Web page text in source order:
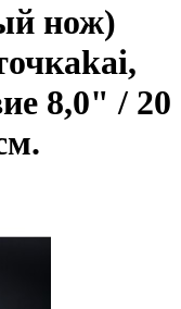
нож)
8,0" / 20